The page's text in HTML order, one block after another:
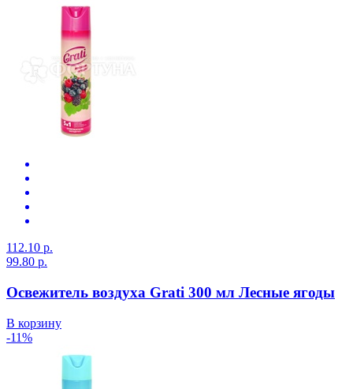
112.10 р.
99.80 р.
Освежитель воздуха Grati 300 мл Лесные ягоды
В корзину
-11%